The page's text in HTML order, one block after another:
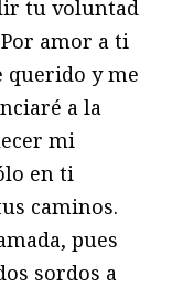
tu voluntad
amor a ti
querido y me
a la
mi
en ti
caminos.
pues
sordos a